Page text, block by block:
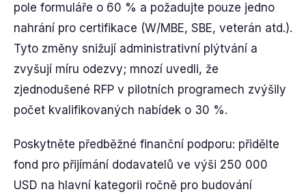
pole formuláře o 60 % a požadujte pouze jedno
nahrání pro certifikace (W/MBE, SBE, veterán atd.).
Tyto změny snižují administrativní plýtvání a
zvyšují míru odezvy; mnozí uvedli, že
zjednodušené RFP v pilotních programech zvýšily
počet kvalifikovaných nabídek o 30 %.
Poskytněte předběžné finanční podporu: přidělte
fond pro přijímání dodavatelů ve výši 250 000
USD na hlavní kategorii ročně pro budování